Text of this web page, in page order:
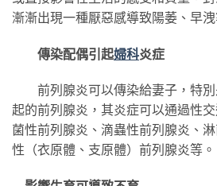
漸漸出現一種厭惡感導致陽萎、早洩
傳染配偶引起婦科炎症
前列腺炎可以傳染給妻子，特別
起的前列腺炎，其炎症可以通過性
菌性前列腺炎、滴蟲性前列腺炎、
性（衣原體、支原體）前列腺炎等。